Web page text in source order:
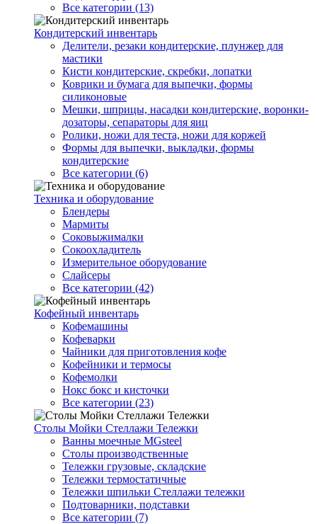
Все категории (13)
Кондитерский инвентарь
Делители, резаки кондитерские, плунжер для
мастики
Кисти кондитерские, скребки, лопатки
Коврики и бумага для выпечки, формы
силиконовые
Мешки, шприцы, насадки кондитерские, воронки-
дозаторы, сепараторы для яиц
Ролики, ножи для теста, ножи для коржей
Формы для выпечки, выкладки, формы
кондитерские
Все категории (6)
Техника и оборудование
Блендеры
Мармиты
Соковыжималки
Сокоохладитель
Измерительное оборудование
Слайсеры
Все категории (42)
Кофейный инвентарь
Кофемашины
Кофеварки
Чайники для приготовления кофе
Кофейники и термосы
Кофемолки
Нокс бокс и кисточки
Все категории (23)
Столы Мойки Стеллажи Тележки
Ванны моечные MGsteel
Столы производственные
Тележки грузовые, складские
Тележки термостатичные
Тележки шпильки Стеллажи тележки
Подтоварники, подставки
Все категории (7)